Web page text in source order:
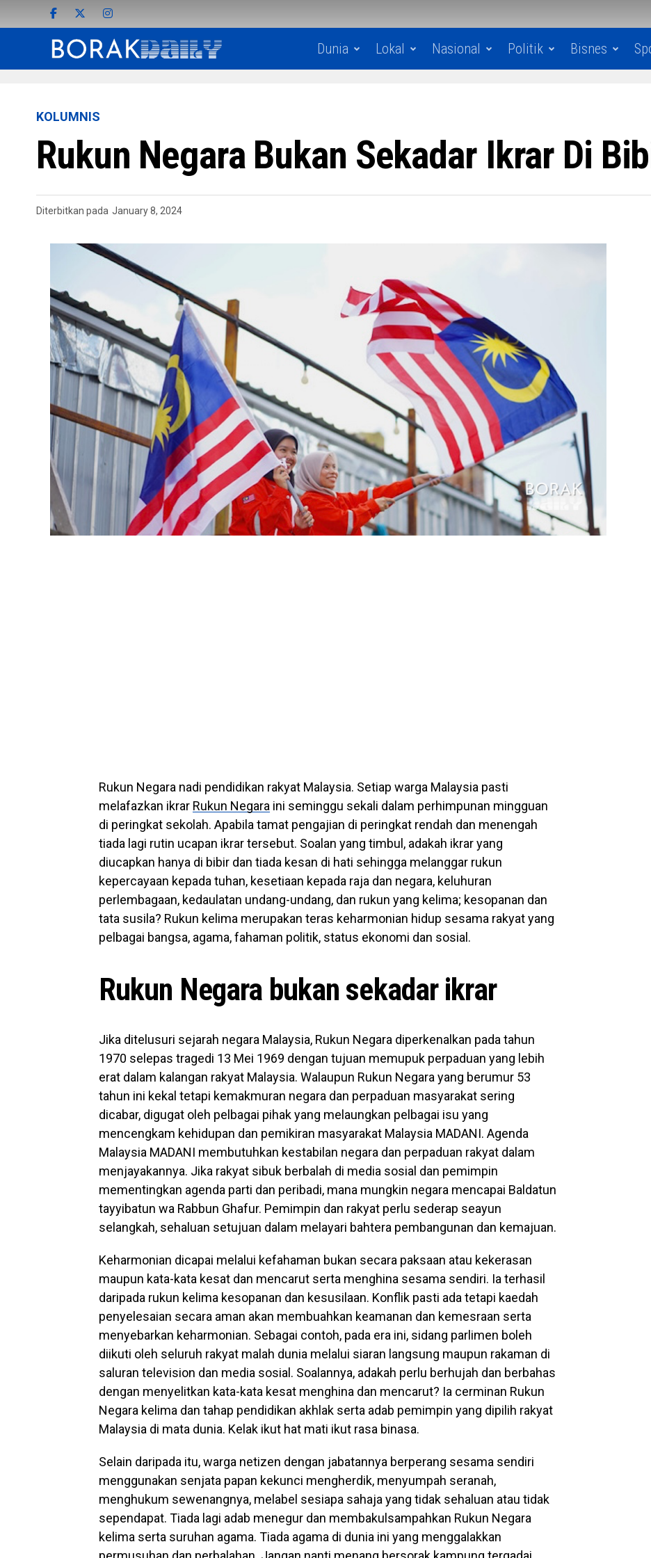
Dunia Lokal Nasional Politik Bisnes
KOLUMNIS
Rukun Negara Bukan Sekadar Ikrar Di
Diterbitkan pada January 8, 2024
Rukun Negara nadi pendidikan rakyat Malaysia. Setiap warga Malaysia pasti
melafazkan ikrar Rukun Negara ini seminggu sekali dalam perhimpunan mingguan
di peringkat sekolah. Apabila tamat pengajian di peringkat rendah dan menengah
tiada lagi rutin ucapan ikrar tersebut. Soalan yang timbul, adakah ikrar yang
diucapkan hanya di bibir dan tiada kesan di hati sehingga melanggar rukun
kepercayaan kepada tuhan, kesetiaan kepada raja dan negara, keluhuran
perlembagaan, kedaulatan undang-undang, dan rukun yang kelima; kesopanan dan
tata susila? Rukun kelima merupakan teras keharmonian hidup sesama rakyat yang
pelbagai bangsa, agama, fahaman politik, status ekonomi dan sosial.
Rukun Negara bukan sekadar ikrar
Jika ditelusuri sejarah negara Malaysia, Rukun Negara diperkenalkan pada tahun
1970 selepas tragedi 13 Mei 1969 dengan tujuan memupuk perpaduan yang lebih
erat dalam kalangan rakyat Malaysia. Walaupun Rukun Negara yang berumur 53
tahun ini kekal tetapi kemakmuran negara dan perpaduan masyarakat sering
dicabar, digugat oleh pelbagai pihak yang melaungkan pelbagai isu yang
mencengkam kehidupan dan pemikiran masyarakat Malaysia MADANI. Agenda
Malaysia MADANI membutuhkan kestabilan negara dan perpaduan rakyat dalam
menjayakannya. Jika rakyat sibuk berbalah di media sosial dan pemimpin
mementingkan agenda parti dan peribadi, mana mungkin negara mencapai Baldatun
tayyibatun wa Rabbun Ghafur. Pemimpin dan rakyat perlu sederap seayun
selangkah, sehaluan setujuan dalam melayari bahtera pembangunan dan kemajuan.
Keharmonian dicapai melalui kefahaman bukan secara paksaan atau kekerasan
maupun kata-kata kesat dan mencarut serta menghina sesama sendiri. Ia terhasil
daripada rukun kelima kesopanan dan kesusilaan. Konflik pasti ada tetapi kaedah
penyelesaian secara aman akan membuahkan keamanan dan kemesraan serta
menyebarkan keharmonian. Sebagai contoh, pada era ini, sidang parlimen boleh
diikuti oleh seluruh rakyat malah dunia melalui siaran langsung maupun rakaman di
saluran television dan media sosial. Soalannya, adakah perlu berhujah dan berbahas
dengan menyelitkan kata-kata kesat menghina dan mencarut? Ia cerminan Rukun
Negara kelima dan tahap pendidikan akhlak serta adab pemimpin yang dipilih rakyat
Malaysia di mata dunia. Kelak ikut hat mati ikut rasa binasa.
Selain daripada itu, warga netizen dengan jabatannya berperang sesama sendiri
menggunakan senjata papan kekunci mengherdik, menyumpah seranah,
menghukum sewenangnya, melabel sesiapa sahaja yang tidak sehaluan atau tidak
sependapat. Tiada lagi adab menegur dan membakulsampahkan Rukun Negara
kelima serta suruhan agama. Tiada agama di dunia ini yang menggalakkan